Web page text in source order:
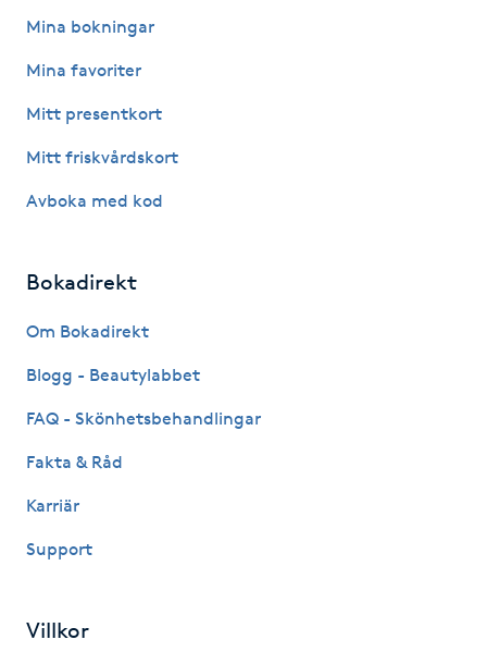
Lashlift Keratin
Liktornar
LPG
LPG-massage
Mina bokningar
Mina favoriter
Mitt presentkort
Mitt friskvårdskort
Avboka med kod
Bokadirekt
Om Bokadirekt
Blogg - Beautylabbet
FAQ - Skönhetsbehandlingar
Fakta & Råd
Karriär
Support
Villkor